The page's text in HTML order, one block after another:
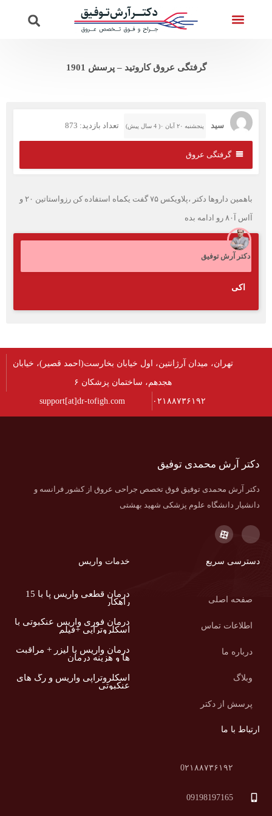
گرفتگی عروق کاروتید – پرسش 1901
سید پنجشنبه ۲۰ آبان ۰( 4 سال پیش) تعداد بازدید: 873
گرفتگی عروق
باهمین داروها دکتر ،پلاویکس ۷۵ گفت یکماه استفاده کن رزواستاتین ۲۰ و
آاس آ۸۰ رو ادامه بده
دکتر آرش توفیق
اکی
تهران، میدان آرژانتین، اول خیابان بخارست(احمد قصیر)، خیابان
هجدهم، ساختمان پزشکان ۶
۰۲۱۸۸۷۳۶۱۹۲ support[at]dr-tofigh.com
دکتر آرش محمدی توفیق
دکتر آرش محمدی توفیق فوق تخصص جراحی عروق از کشور فرانسه و
دانشیار دانشگاه علوم پزشکی شهید بهشتی
دسترسی سریع
صفحه اصلی
اطلاعات تماس
درباره ما
وبلاگ
پرسش از دکتر
خدمات واریس
درمان قطعی واریس پا با 15
راهکار
درمان فوری واریس عنکبوتی با
اسکلروتراپی +فیلم
درمان واریس با لیزر + مراقبت
ها و هزینه درمان
اسکلروتراپی واریس و رگ های
عنکبوتی
ارتباط با ما
0۲۱۸۸۷۳۶۱۹۲
09198197165